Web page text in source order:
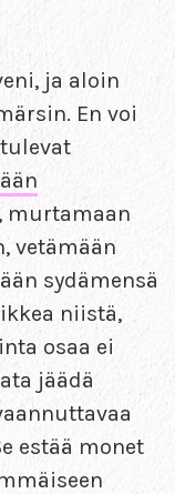
ja aloin
En voi
, murtamaan
vetämään
sydämensä
niistä,
osaa ei
jäädä
estää monet